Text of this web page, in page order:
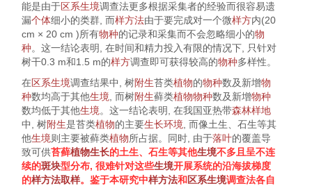
能是由于区系生境调查法更多根据采集者的经验而很容易遗
漏个体细小的类群, 而样方法由于要完成对一个微样方内(20
cm × 20 cm )所有物种的记录和采集而不会忽略细小的物
种。这一结论表明, 在时间和精力投入有限的情况下, 只针对
树干0.3 m和1.5 m的样方调查即可获得较高的物种多样性。
在区系生境调查结果中, 树附生苔类植物的物种数及新增物
种数均高于其他生境 , 而树附生藓类植物物种数及新增物种
数均低于其他生境。这一结论表明, 在我国亚热带森林样地
中, 树附生是苔类植物的主要生长环境 , 而像土生、石生等其
他生境则主要被藓类植物所占据。同时, 由于落叶的覆盖导
致可供苔藓植物生长的土生、石生等其他生境不多且呈不连
续的斑块型分布, 很难针对这些生境开展系统的沿海拔梯度
的样方法取样。鉴于本研究中样方法和区系生境调查法各自